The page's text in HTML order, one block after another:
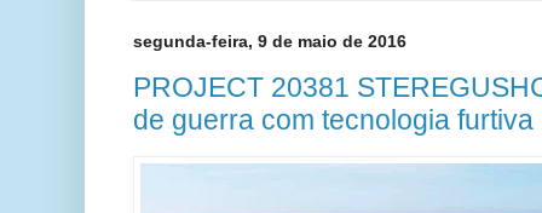
segunda-feira, 9 de maio de 2016
PROJECT 20381
de guerra com tecnologia